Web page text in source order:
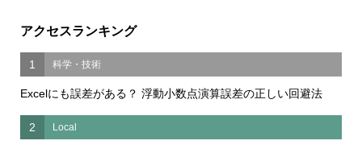
アクセスランキング
1 科学・技術
Excelにも誤差がある？ 浮動小数点演算誤差の正しい回避法
2 Local